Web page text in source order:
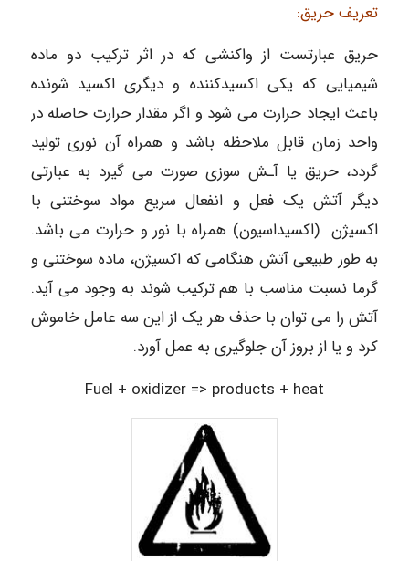
تعریف حریق:
حریق عبارتست از واکنشی که در اثر ترکیب دو ماده
شیمیایی که یکی اکسیدکننده و دیگری اکسید شونده
باعث ایجاد حرارت می شود و اگر مقدار حرارت حاصله در
واحد زمان قابل ملاحظه باشد و همراه آن نوری تولید
گردد، حریق یا آـش سوزی صورت می گیرد به عبارتی
دیگر آتش یک فعل و انفعال سریع مواد سوختنی با
اکسیژن (اکسیداسیون) همراه با نور و حرارت می باشد.
به طور طبیعی آتش هنگامی که اکسیژن، ماده سوختنی و
گرما نسبت مناسب با هم ترکیب شوند به وجود می آید.
آتش را می توان با حذف هر یک از این سه عامل خاموش
کرد و یا از بروز آن جلوگیری به عمل آورد.
Fuel + oxidizer => products + heat